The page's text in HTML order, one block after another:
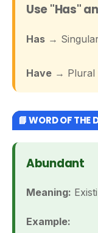
Use "Has"
Has →
Have → Plural
📘 WORD OF THE
Abundant
Meaning:
Example: